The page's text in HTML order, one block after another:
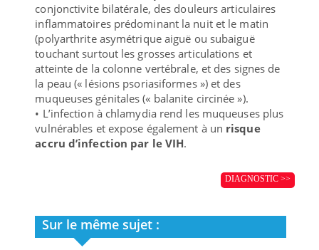
conjonctivite bilatérale, des douleurs articulaires
inflammatoires prédominant la nuit et le matin
(polyarthrite asymétrique aiguë ou subaiguë
touchant surtout les grosses articulations et
atteinte de la colonne vertébrale, et des signes de
la peau (« lésions psoriasiformes ») et des
muqueuses génitales (« balanite circinée »).
• L’infection à chlamydia rend les muqueuses plus
vulnérables et expose également à un risque
accru d’infection par le VIH.
DIAGNOSTIC >>
Sur le même sujet :